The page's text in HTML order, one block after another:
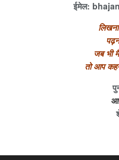
ईमेल:
जब भी
तो आप